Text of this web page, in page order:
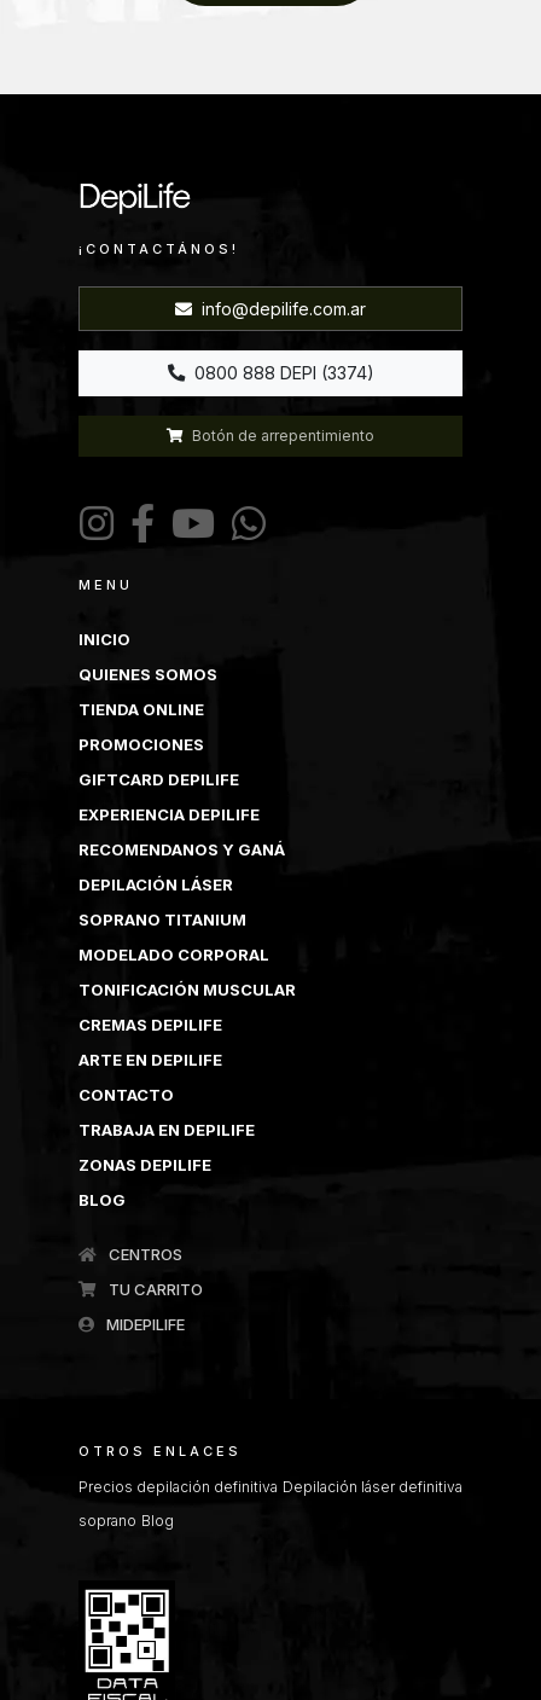
¡CONTACTÁNOS!
info@depilife.com.ar
0800 888 DEPI (3374)
Botón de arrepentimiento
MENU
INICIO
QUIENES SOMOS
TIENDA ONLINE
PROMOCIONES
GIFTCARD DEPILIFE
EXPERIENCIA DEPILIFE
RECOMENDANOS Y GANÁ
DEPILACIÓN LÁSER
SOPRANO TITANIUM
MODELADO CORPORAL
TONIFICACIÓN MUSCULAR
CREMAS DEPILIFE
ARTE EN DEPILIFE
CONTACTO
TRABAJA EN DEPILIFE
ZONAS DEPILIFE
BLOG
CENTROS
TU CARRITO
MIDEPILIFE
OTROS ENLACES
Precios depilación definitiva Depilación láser definitiva
soprano Blog